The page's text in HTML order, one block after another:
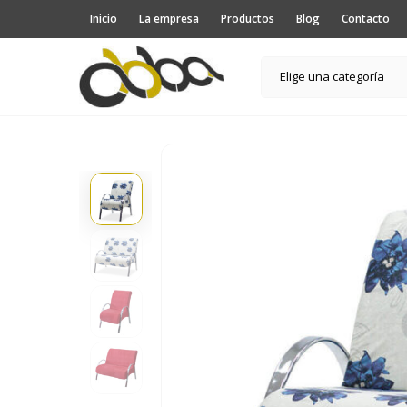
Inicio La empresa Productos Blog Contacto
Elige una categoría